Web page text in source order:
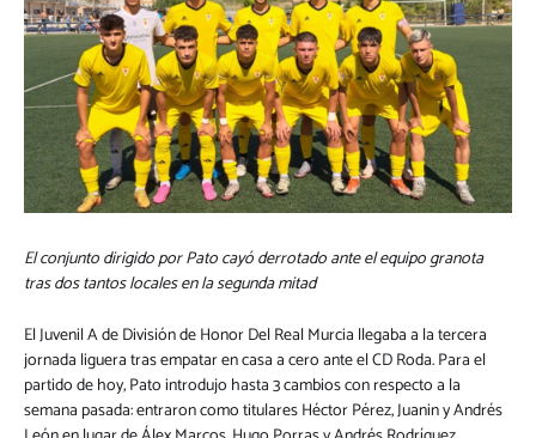
El conjunto dirigido por Pato cayó derrotado ante el equipo granota
tras dos tantos locales en la segunda mitad
El Juvenil A de División de Honor Del Real Murcia llegaba a la tercera
jornada liguera tras empatar en casa a cero ante el CD Roda. Para el
partido de hoy, Pato introdujo hasta 3 cambios con respecto a la
semana pasada: entraron como titulares Héctor Pérez, Juanin y Andrés